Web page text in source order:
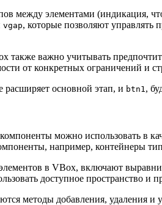
между элементами (индикация,
vgap, которые позволяют управлять
важно учитывать
от конкретных ограничений и
расширяет основной этап, и btn1 ,
можно использовать в
например, контейнеры
в VBox, включают
доступное пространство и
методы добавления, удаления